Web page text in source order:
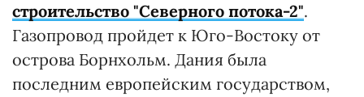
строительство "Северного потока-2".
Газопровод пройдет к Юго-Востоку от
острова Борнхольм. Дания была
последним европейским государством,